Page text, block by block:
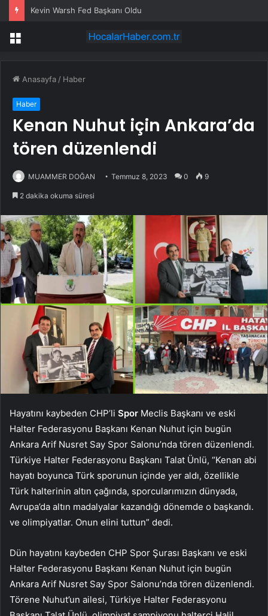
Kevin Warsh Fed Başkanı Oldu
Menü
Anasayfa / Haber
Haber
Kenan Nuhut için Ankara’da
tören düzenlendi
MUAMMER DOĞAN Temmuz 8, 2023 0 9
2 dakika okuma süresi
Hayatını kaybeden CHP’li Spor Meclis Başkanı ve eski
Halter Federasyonu Başkanı Kenan Nuhut için bugün
Ankara Arif Nusret Say Spor Salonu’nda tören düzenlendi.
Türkiye Halter Federasyonu Başkanı Talat Ünlü, “Kenan abi
hayatı boyunca Türk sporunun içinde yer aldı, özellikle
Türk halterinin altın çağında, sporcularımızın dünyada,
Avrupa’da altın madalyalar kazandığı dönemde o başkandı.
ve olimpiyatlar. Onun elini tuttun” dedi.
Dün hayatını kaybeden CHP Spor Şurası Başkanı ve eski
Halter Federasyonu Başkanı Kenan Nuhut için bugün
Ankara Arif Nusret Say Spor Salonu’nda tören düzenlendi.
Törene Nuhut’un ailesi, Türkiye Halter Federasyonu